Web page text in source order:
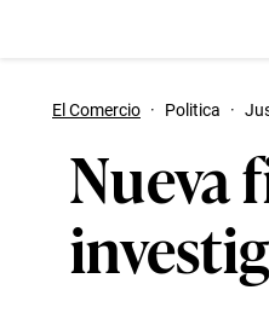
El Comercio · Politica ·
Nueva